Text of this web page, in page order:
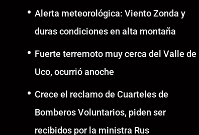
Alerta meteorológica: Viento Zonda y
duras condiciones en alta montaña
Fuerte terremoto muy cerca del Valle de
Uco, ocurrió anoche
Crece el reclamo de Cuarteles de
Bomberos Voluntarios, piden ser
recibidos por la ministra Rus